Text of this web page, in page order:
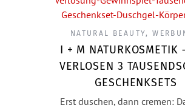
NATURAL BEAUTY,
I + M NATURKOSMETIK
VERLOSEN 3
GESCHENKSETS
Erst duschen, dann cremen: